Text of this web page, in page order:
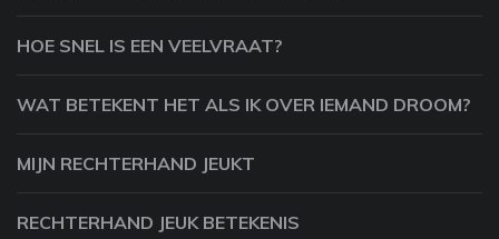
HOE SNEL IS EEN VEELVRAAT?
WAT BETEKENT HET ALS IK OVER IEMAND DROOM?
MIJN RECHTERHAND JEUKT
RECHTERHAND JEUK BETEKENIS